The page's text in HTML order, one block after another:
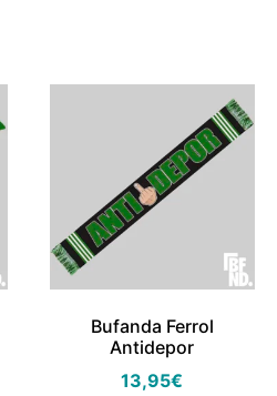
Bufanda Ferrol
Antidepor
13,95€